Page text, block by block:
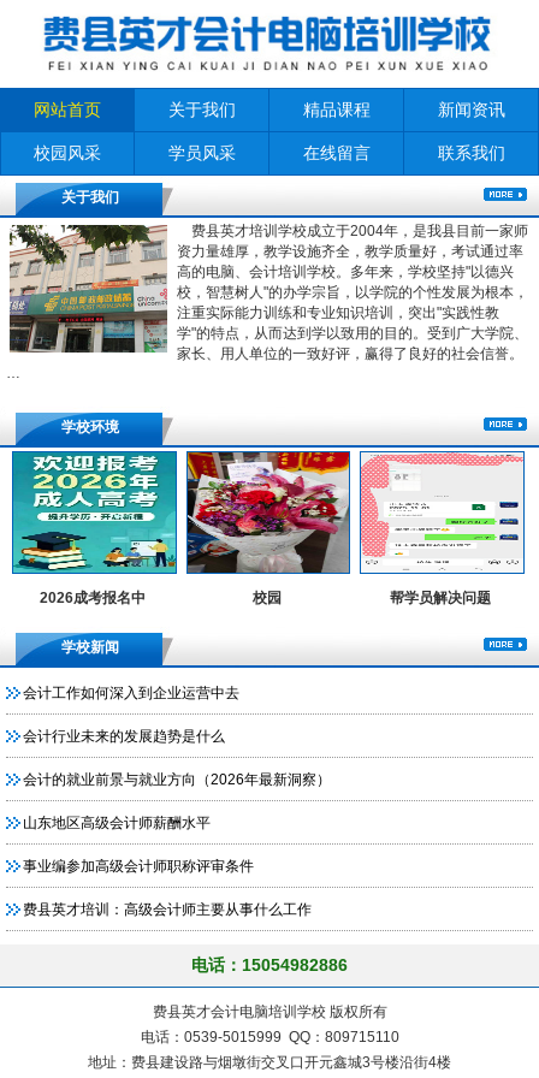
网站首页 关于我们 精品课程 新闻资讯
校园风采 学员风采 在线留言 联系我们
关于我们
费县英才培训学校成立于2004年，是我县目前一家师
资力量雄厚，教学设施齐全，教学质量好，考试通过率
高的电脑、会计培训学校。多年来，学校坚持"以德兴
校，智慧树人"的办学宗旨，以学院的个性发展为根本，
注重实际能力训练和专业知识培训，突出"实践性教
学"的特点，从而达到学以致用的目的。受到广大学院、
家长、用人单位的一致好评，赢得了良好的社会信誉。
…
学校环境
2026成考报名中 校园 帮学员解决问题
学校新闻
会计工作如何深入到企业运营中去
会计行业未来的发展趋势是什么
会计的就业前景与就业方向（2026年最新洞察）
山东地区高级会计师薪酬水平
事业编参加高级会计师职称评审条件
费县英才培训：高级会计师主要从事什么工作
电话：15054982886
费县英才会计电脑培训学校 版权所有
电话：0539-5015999 QQ：809715110
地址：费县建设路与烟墩街交叉口开元鑫城3号楼沿街4楼